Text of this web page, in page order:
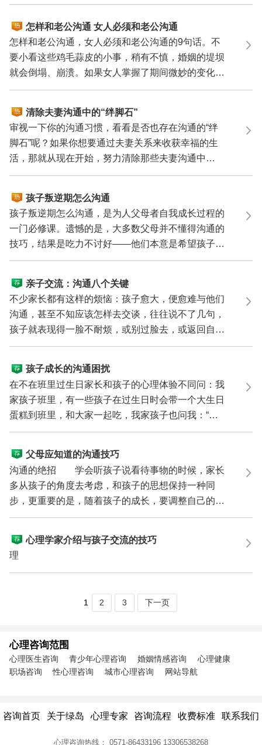
会有极端的...
怎样和老公沟通 女人必须和老公沟通
的9句话
怎样和老公沟通，女人必须和老公沟通的9句话。不
要小看这些鸡毛蒜皮的小事，稍有不慎，婚姻的堤坝
就会倒塌、崩溃。如果女人掌握了期间微妙的变化，
或许与丈夫...
清除夫妻沟通中的“绊脚石”
审视一下你的沟通习惯，看看是否也存在沟通的“绊
脚石”呢？如果你想要通过夫妻关系来收获幸福的生
活，那就从现在开始，努力清除那些夫妻沟通中
的“绊脚石”...
孩子叛逆期怎么沟通
孩子叛逆期怎么沟通，是为人父母者自我成长过程的
一门必修课。遗憾的是，大多数父母并不懂得沟通的
技巧，结果是吃力不讨好——他们本意是希望孩子合
作，结果...
亲子交流：沟通八个关键
不少家长都有这样的烦恼：孩子愈大，便愈难与他们
沟通，甚至不知应该怎样去交谈，往往说不了几句，
孩子就表现得一脸不耐烦，或别过脸去，或返回自己
的房间。...
孩子成长的沟通困扰
在不在班里过生日家长和孩子的心理体验不同问：我
家孩子班里，有一些孩子在过生日时会带一个大生日
蛋糕到班里，和大家一起吃，我家孩子也问我：“妈
妈，我过...
父母应知道的沟通技巧
沟通的绝招 学会听孩子说看待事物的时候，家长
多从孩子的角度去考虑，和孩子的思想保持一种同
步，更重要的是，随着孩子的成长，要调整自己的步
调，避免在...
心理学家介绍与孩子交流的技巧
理
1 2 3 下一页
心理咨询范围
心理医生咨询 青少年心理咨询 婚姻情感咨询
心理健康
职场咨询
性心理咨询 城市心理咨询 网站导航
咨询首页 关于绿岛 心理专家 咨询流程 收费标准 联系我们
心理咨询热线： 0571-86433196 13306538268